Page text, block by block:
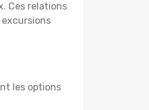
Ces relations
les options